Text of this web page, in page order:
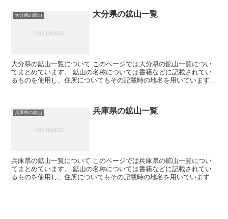
大分県の鉱山 大分県の鉱山一覧
大分県の鉱山一覧について このページでは大分県の鉱山一覧につい
てまとめています。 鉱山の名称については書籍などに記載されてい
るものを使用し、住所についてもその記載時の地名を用いています。
兵庫県の鉱山 兵庫県の鉱山一覧
兵庫県の鉱山一覧について このページでは兵庫県の鉱山一覧につい
てまとめています。 鉱山の名称については書籍などに記載されてい
るものを使用し、住所についてもその記載時の地名を用いています。